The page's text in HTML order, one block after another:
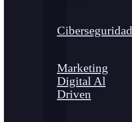
Ciberseguridad
Marketing
Digital Al
Driven